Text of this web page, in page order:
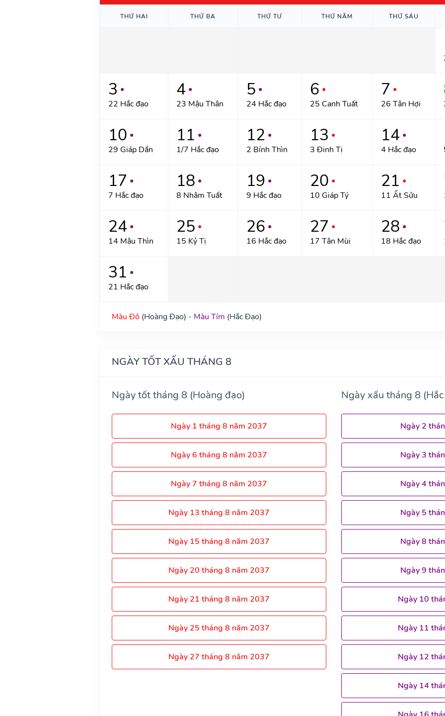
THỨ HAI THỨ BA THỨ TƯ THỨ NĂM THỨ SÁU
3 ●
22 Hắc đạo
4 ●
23 Mậu Thân
5 ●
24 Hắc đạo
6 ●
25 Canh Tuất
7 ●
26 Tân Hợi
10 ●
29 Giáp Dần
11 ●
1/7 Hắc đạo
12 ●
2 Bính Thìn
13 ●
3 Đinh Tị
14 ●
4 Hắc đạo
17 ●
7 Hắc đạo
18 ●
8 Nhâm Tuất
19 ●
9 Hắc đạo
20 ●
10 Giáp Tý
21 ●
11 Ất Sửu
24 ●
14 Mậu Thìn
25 ●
15 Kỷ Tị
26 ●
16 Hắc đạo
27 ●
17 Tân Mùi
28 ●
18 Hắc đạo
31 ●
21 Hắc đạo
Màu Đỏ(Hoàng Đạo) - Màu Tím (Hắc Đạo)
NGÀY TỐT XẤU THÁNG 8
Ngày tốt tháng 8 (Hoàng đạo)
Ngày 1 tháng 8 năm 2037
Ngày 6 tháng 8 năm 2037
Ngày 7 tháng 8 năm 2037
Ngày 13 tháng 8 năm 2037
Ngày 15 tháng 8 năm 2037
Ngày 20 tháng 8 năm 2037
Ngày 21 tháng 8 năm 2037
Ngày 25 tháng 8 năm 2037
Ngày 27 tháng 8 năm 2037
Ngày xấu tháng 8
Ngày 2
Ngày 3
Ngày 4
Ngày 5
Ngày 8
Ngày 9
Ngày 10
Ngày 11
Ngày 12
Ngày 14